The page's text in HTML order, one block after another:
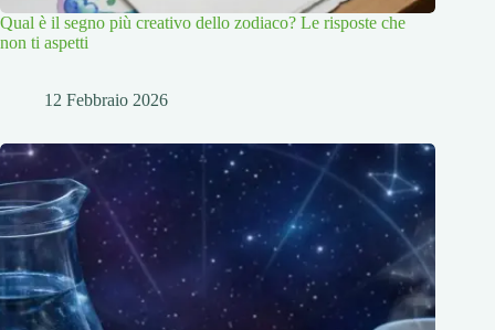
Qual è il segno più creativo dello zodiaco? Le risposte che
non ti aspetti
12 Febbraio 2026